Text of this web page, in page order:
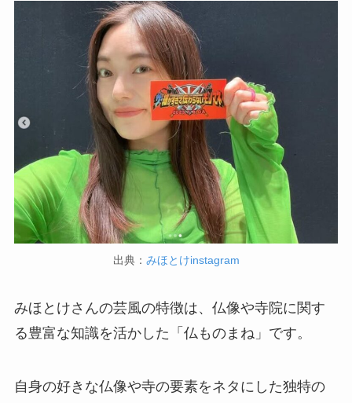
出典： みほとけinstagram
みほとけさんの芸風の特徴は、仏像や寺院に関す
る豊富な知識を活かした「仏ものまね」です。
自身の好きな仏像や寺の要素をネタにした独特の